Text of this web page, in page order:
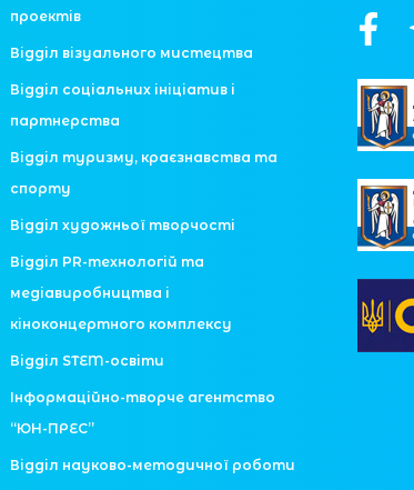
проектів
Відділ візуального мистецтва
Відділ соціальних ініціатив і
партнерства
Відділ туризму, краєзнавства та
спорту
Відділ художньої творчості
Відділ PR-технологій та
медіавиробництва і
кіноконцертного комплексу
Відділ STEM-освіти
Інформаційно-творче агентство
“ЮН-ПРЕС”
Відділ науково-методичної роботи